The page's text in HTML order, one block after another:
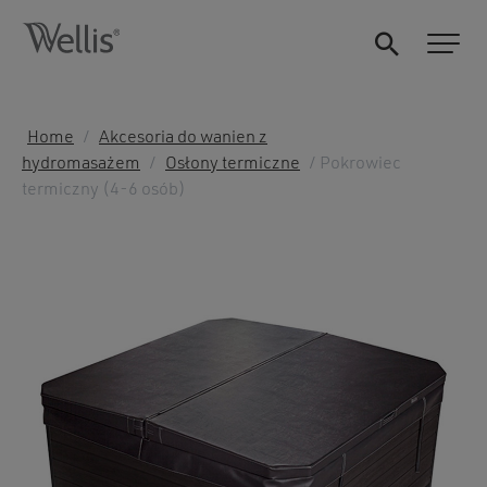
Home /
Akcesoria do wanien z
hydromasażem
/ Osłony termiczne
/ Pokrowiec
termiczny (4-6 osób)